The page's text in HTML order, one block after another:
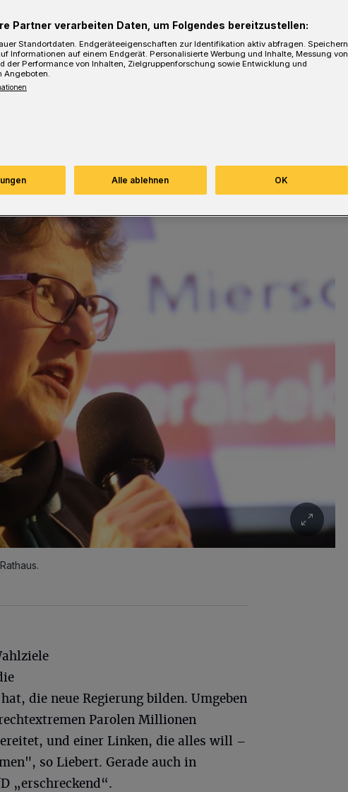
die neue Regierung bilden. Umgeben
Parolen Millionen
und einer Linken, die alles will –
so Liebert. Gerade auch in
„erschreckend“.
Partner verarbeiten Daten, um Folgendes bereitzustellen:
Standortdaten. Endgeräteeigenschaften zur Identifikation aktiv abfragen. Speichern
Informationen auf einem Endgerät. Personalisierte Werbung und Inhalte, Messung von
der Performance von Inhalten, Zielgruppenforschung sowie Entwicklung und
Angeboten.
Alle ablehnen OK